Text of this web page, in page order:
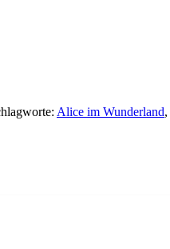
Alice im Wunderland,